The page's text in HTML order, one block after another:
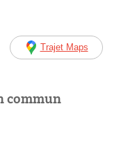
Trajet Maps
commun